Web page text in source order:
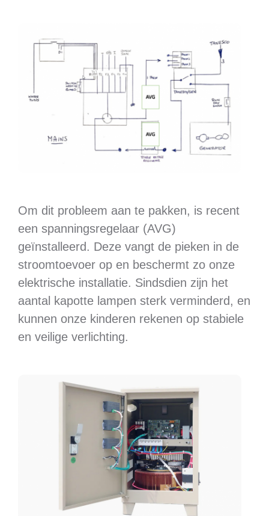
Om dit probleem aan te pakken, is recent
een spanningsregelaar (AVG)
geïnstalleerd. Deze vangt de pieken in de
stroomtoevoer op en beschermt zo onze
elektrische installatie. Sindsdien zijn het
aantal kapotte lampen sterk verminderd, en
kunnen onze kinderen rekenen op stabiele
en veilige verlichting.